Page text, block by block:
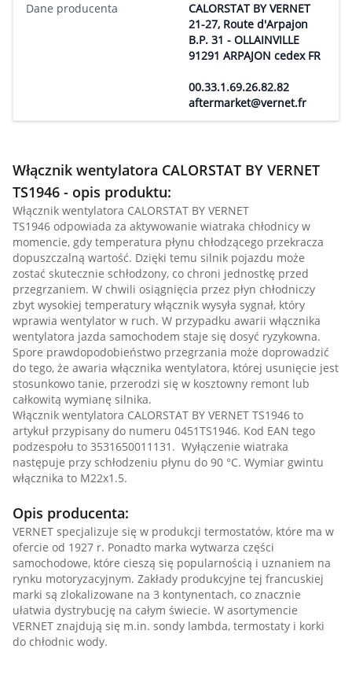
Dane producenta
CALORSTAT BY VERNET
21-27, Route d'Arpajon
B.P. 31 - OLLAINVILLE
91291 ARPAJON cedex FR
00.33.1.69.26.82.82
aftermarket@vernet.fr
Włącznik wentylatora CALORSTAT BY VERNET
TS1946 - opis produktu:
Włącznik wentylatora CALORSTAT BY VERNET
TS1946 odpowiada za aktywowanie wiatraka chłodnicy w
momencie, gdy temperatura płynu chłodzącego przekracza
dopuszczalną wartość. Dzięki temu silnik pojazdu może
zostać skutecznie schłodzony, co chroni jednostkę przed
przegrzaniem. W chwili osiągnięcia przez płyn chłodniczy
zbyt wysokiej temperatury włącznik wysyła sygnał, który
wprawia wentylator w ruch. W przypadku awarii włącznika
wentylatora jazda samochodem staje się dosyć ryzykowna.
Spore prawdopodobieństwo przegrzania może doprowadzić
do tego, że awaria włącznika wentylatora, której usunięcie jest
stosunkowo tanie, przerodzi się w kosztowny remont lub
całkowitą wymianę silnika.
Włącznik wentylatora CALORSTAT BY VERNET TS1946 to
artykuł przypisany do numeru 0451TS1946. Kod EAN tego
podzespołu to 3531650011131. Wyłączenie wiatraka
następuje przy schłodzeniu płynu do 90 °C. Wymiar gwintu
włącznika to M22x1.5.
Opis producenta:
VERNET specjalizuje się w produkcji termostatów, które ma w
ofercie od 1927 r. Ponadto marka wytwarza części
samochodowe, które cieszą się popularnością i uznaniem na
rynku motoryzacyjnym. Zakłady produkcyjne tej francuskiej
marki są zlokalizowane na 3 kontynentach, co znacznie
ułatwia dystrybucję na całym świecie. W asortymencie
VERNET znajdują się m.in. sondy lambda, termostaty i korki
do chłodnic wody.